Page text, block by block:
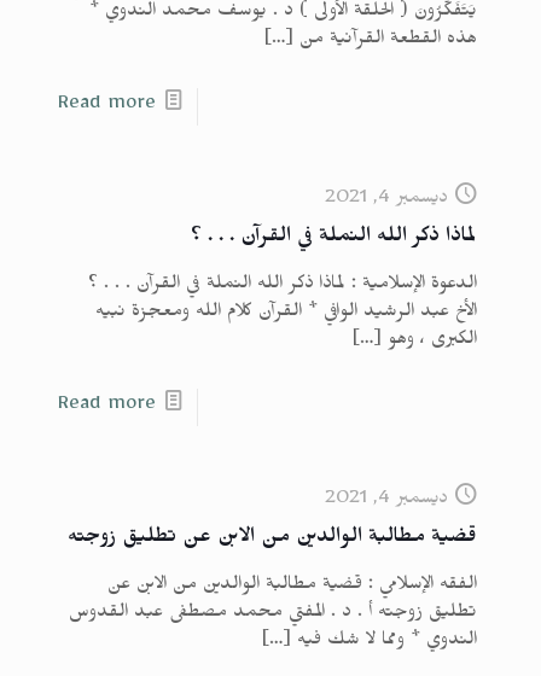
يَتَفَكَّرُونَ ( الحلقة الأولى ) د . يوسف محمد الندوي *
هذه القطعة القرآنية من […]
Read more
ديسمبر 4, 2021
لماذا ذكر الله النملة في القرآن . . . ؟
الدعوة الإسلامية : لماذا ذكر الله النملة في القرآن . . . ؟
الأخ عبد الرشيد الوافي * القرآن كلام الله ومعجزة نبيه
الكبرى ، وهو […]
Read more
ديسمبر 4, 2021
قضية مطالبة الوالدين من الابن عن تطليق زوجته
الفقه الإسلامي : قضية مطالبة الوالدين من الابن عن
تطليق زوجته أ . د . المفتي محمد مصطفى عبد القدوس
الندوي * ومما لا شك فيه […]